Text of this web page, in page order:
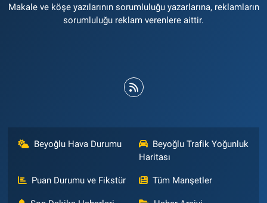
Makale ve köşe yazılarının sorumluluğu yazarlarına, reklamların
sorumluluğu reklam verenlere aittir.
Beyoğlu Hava Durumu
Beyoğlu Trafik Yoğunluk
Haritası
Puan Durumu ve Fikstür Tüm Manşetler